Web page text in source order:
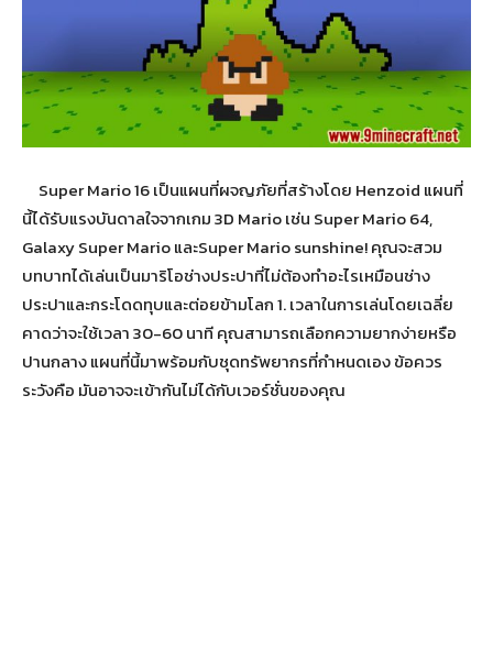
Super Mario 16 เป็นแผนที่ผจญภัยที่สร้างโดย Henzoid แผนที่
นี้ได้รับแรงบันดาลใจจากเกม 3D Mario เช่น Super Mario 64,
Galaxy Super Mario และSuper Mario sunshine! คุณจะสวม
บทบาทได้เล่นเป็นมาริโอช่างประปาที่ไม่ต้องทำอะไรเหมือนช่าง
ประปาและกระโดดทุบและต่อยข้ามโลก 1. เวลาในการเล่นโดยเฉลี่ย
คาดว่าจะใช้เวลา 30-60 นาที คุณสามารถเลือกความยากง่ายหรือ
ปานกลาง แผนที่นี้มาพร้อมกับชุดทรัพยากรที่กำหนดเอง ข้อควร
ระวังคือ มันอาจจะเข้ากันไม่ได้กับเวอร์ชั่นของคุณ